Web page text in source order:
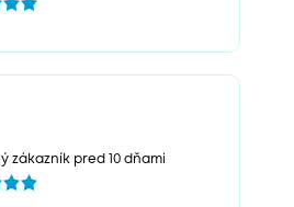
zákazník pred 10 dňami